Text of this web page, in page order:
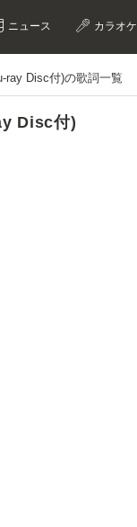
ニュース カラオケ
ray Disc付)の歌詞一覧
Disc付)